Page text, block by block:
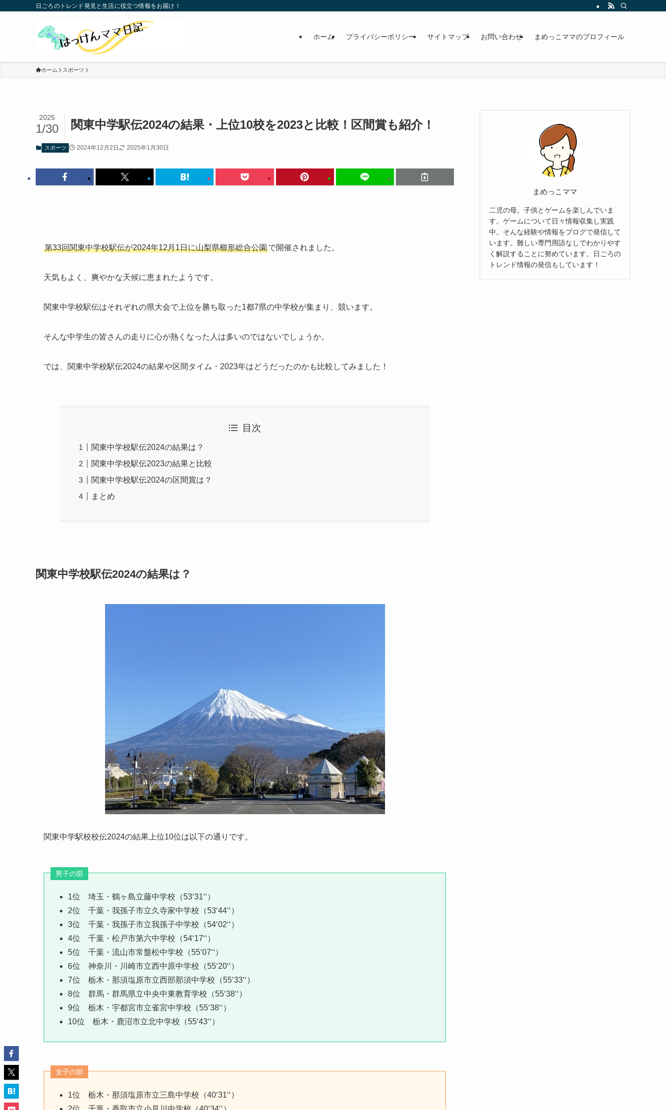
日ごろのトレンド発見と生活に役立つ情報をお届け！
ホーム プライバシーポリシー サイトマップ お問い合わせ まめっこママのプロフィール
ホーム スポーツ
関東中学駅伝2024の結果・上位10校を2023と比較！区間賞も紹介！
2025
1/30
スポーツ 2024年12月2日 2025年1月30日
第33回関東中学校駅伝が2024年12月1日に山梨県櫛形総合公園で開催されました。
天気もよく、爽やかな天候に恵まれたようです。
関東中学校駅伝はそれぞれの県大会で上位を勝ち取った1都7県の中学校が集まり、競います。
そんな中学生の皆さんの走りに心が熱くなった人は多いのではないでしょうか。
では、関東中学校駅伝2024の結果や区間タイム・2023年はどうだったのかも比較してみました！
目次
関東中学校駅伝2024の結果は？
関東中学校駅伝2023の結果と比較
関東中学校駅伝2024の区間賞は？
まとめ
関東中学校駅伝2024の結果は？
関東中学駅校校伝2024の結果上位10位は以下の通りです。
男子の部
1位 埼玉・鶴ヶ島立藤中学校（53‘31‘‘）
2位 千葉・我孫子市立久寺家中学校（53‘44‘‘）
3位 千葉・我孫子市立我孫子中学校（54‘02‘‘）
4位 千葉・松戸市第六中学校（54‘17‘‘）
5位 千葉・流山市常盤松中学校（55‘07‘‘）
6位 神奈川・川崎市立西中原中学校（55‘20‘‘）
7位 栃木・那須塩原市立西部那須中学校（55‘33‘‘）
8位 群馬・群馬県立中央中東教育学校（55‘38‘‘）
9位 栃木・宇都宮市立雀宮中学校（55‘38‘‘）
10位 栃木・鹿沼市立北中学校（55‘43‘‘）
女子の部
1位 栃木・那須塩原市立三島中学校（40‘31‘‘）
まめっこママ
二児の母。子供とゲームを楽しんでいま
す。ゲームについて日々情報収集し実践
中。そんな経験や情報をブログで発信して
います。難しい専門用語なしでわかりやす
く解説することに努めています。日ごろの
トレンド情報の発信もしています！